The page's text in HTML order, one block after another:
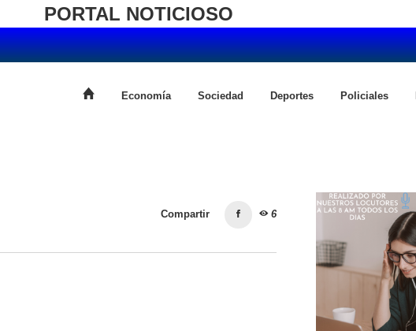
PORTAL NOTICIOSO
Economía Sociedad Deportes Policiales
Compartir 6